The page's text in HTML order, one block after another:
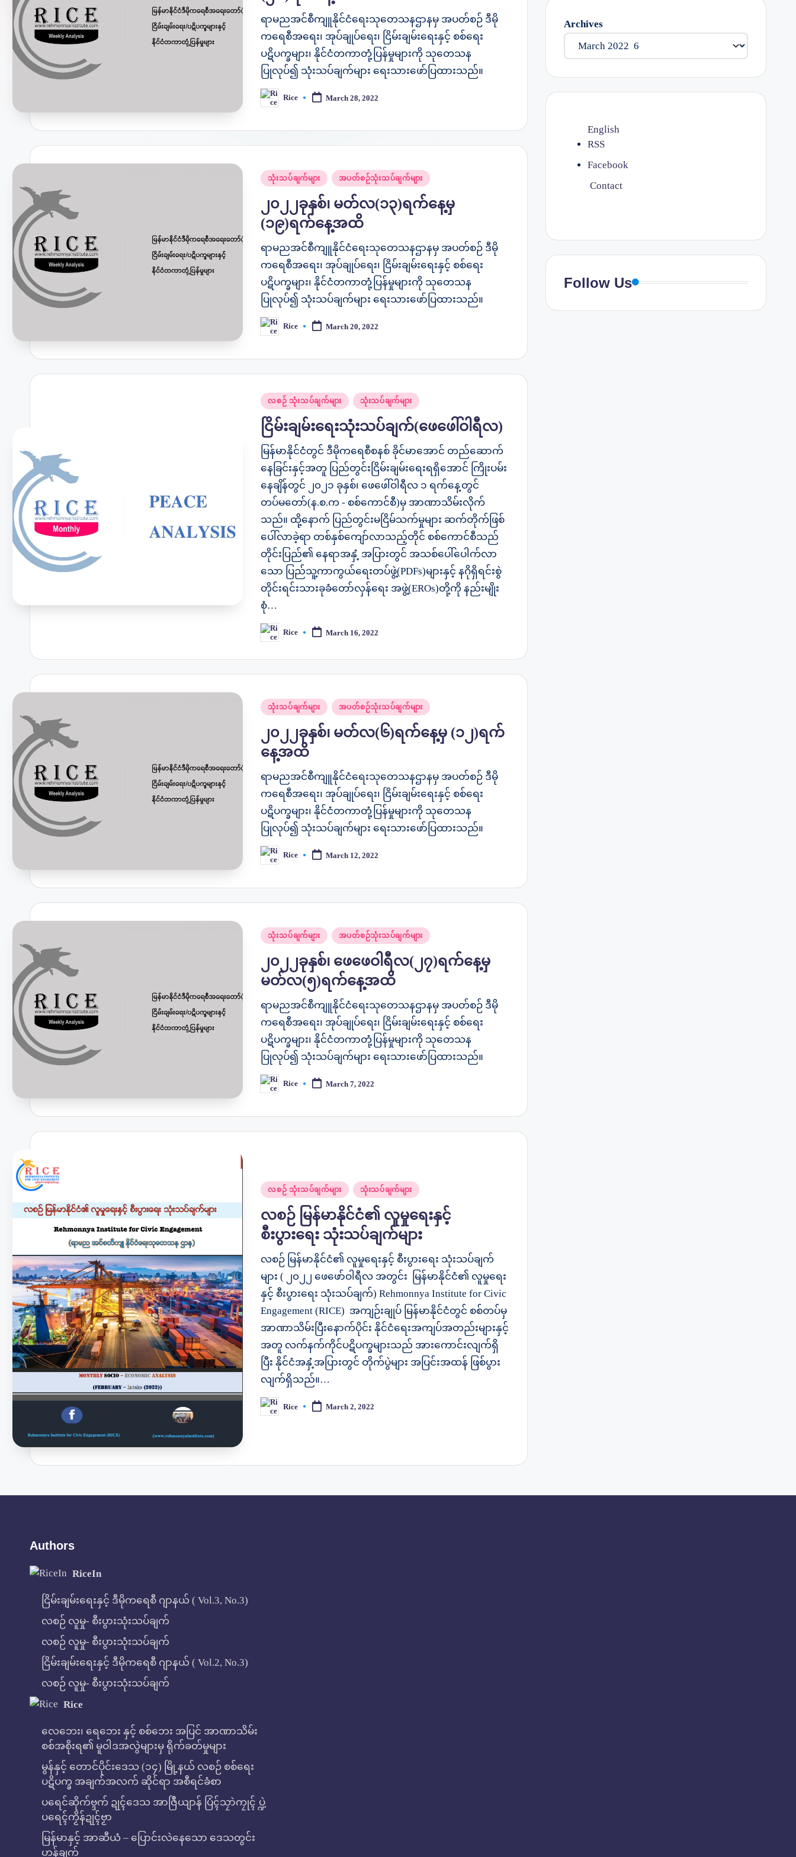
ရာမညအင်စီကျူနိုင်ငံရေးသုတေသနဌာနမှ အပတ်စဉ် ဒီမို
ကရေစီအရေး၊ အုပ်ချုပ်ရေး၊ ငြိမ်းချမ်းရေးနှင့် စစ်ရေး
ပဋိပက္ခများ၊ နိုင်ငံတကာတုံ့ပြန်မှုများကို သုတေသန
ပြုလုပ်၍ သုံးသပ်ချက်များ ရေးသားဖော်ပြထားသည်။
Posted
by
Rice March 28, 2022
Posted
သုံးသပ်ချက်များ အပတ်စဉ်သုံးသပ်ချက်များ
၂၀၂၂ခုနှစ်၊ မတ်လ(၁၃)ရက်နေ့မှ
(၁၉)ရက်နေ့အထိ
ရာမညအင်စီကျူနိုင်ငံရေးသုတေသနဌာနမှ အပတ်စဉ် ဒီမို
ကရေစီအရေး၊ အုပ်ချုပ်ရေး၊ ငြိမ်းချမ်းရေးနှင့် စစ်ရေး
ပဋိပက္ခများ၊ နိုင်ငံတကာတုံ့ပြန်မှုများကို သုတေသန
ပြုလုပ်၍ သုံးသပ်ချက်များ ရေးသားဖော်ပြထားသည်။
Posted
by
Rice March 20, 2022
Posted
in
လစဉ် သုံးသပ်ချက်များ သုံးသပ်ချက်များ
ငြိမ်းချမ်း‌‌ရေးသုံးသပ်ချက်(ဖေဖေါ်ဝါရီလ)
မြန်မာနိုင်ငံတွင် ဒီမိုကရေစီစနစ် ခိုင်မာအောင် တည်ဆောက်
နေခြင်းနှင့်အတူ ပြည်တွင်းငြိမ်းချမ်းရေးရရှိအောင် ကြိုးပမ်း
နေချိန်တွင် ၂၀၂၁ ခုနှစ်၊ ဖေဖေါ်ဝါရီလ ၁ ရက်နေ့တွင်
တပ်မတော်(န.စ.က - စစ်ကောင်စီ)မှ အာဏာသိမ်းလိုက်
သည်။ ထို့နောက် ပြည်တွင်းမငြိမ်သက်မှုများ ဆက်တိုက်ဖြစ်
ပေါ်လာခဲ့ရာ တစ်နှစ်ကျော်လာသည့်တိုင် စစ်ကောင်စီသည်
တိုင်းပြည်၏ နေရာအနှံ့ အပြားတွင် အသစ်ပေါ်ပေါက်လာ
သော ပြည်သူ့ကာကွယ်ရေးတပ်ဖွဲ့(PDFs)များနှင့် နဂိုရှိရင်းစွဲ
တိုင်းရင်းသားခုခံတော်လှန်ရေး အဖွဲ့(EROs)တို့ကို နည်းမျိုး
စုံ…
Posted
by
Rice March 16, 2022
Posted
သုံးသပ်ချက်များ အပတ်စဉ်သုံးသပ်ချက်များ
၂၀၂၂ခုနှစ်၊ မတ်လ(၆)ရက်နေ့မှ (၁၂)ရက်
နေ့အထိ
ရာမညအင်စီကျူနိုင်ငံရေးသုတေသနဌာနမှ အပတ်စဉ် ဒီမို
ကရေစီအရေး၊ အုပ်ချုပ်ရေး၊ ငြိမ်းချမ်းရေးနှင့် စစ်ရေး
ပဋိပက္ခများ၊ နိုင်ငံတကာတုံ့ပြန်မှုများကို သုတေသန
ပြုလုပ်၍ သုံးသပ်ချက်များ ရေးသားဖော်ပြထားသည်။
Posted
by
Rice March 12, 2022
Posted
သုံးသပ်ချက်များ အပတ်စဉ်သုံးသပ်ချက်များ
၂၀၂၂ခုနှစ်၊ ဖေဖေဝါရီလ(၂၇)ရက်နေ့မှ
မတ်လ(၅)ရက်နေ့အထိ
ရာမညအင်စီကျူနိုင်ငံရေးသုတေသနဌာနမှ အပတ်စဉ် ဒီမို
ကရေစီအရေး၊ အုပ်ချုပ်ရေး၊ ငြိမ်းချမ်းရေးနှင့် စစ်ရေး
ပဋိပက္ခများ၊ နိုင်ငံတကာတုံ့ပြန်မှုများကို သုတေသန
ပြုလုပ်၍ သုံးသပ်ချက်များ ရေးသားဖော်ပြထားသည်။
Posted
by
Rice March 7, 2022
Posted
လစဉ် သုံးသပ်ချက်များ သုံးသပ်ချက်များ
လစဉ် မြန်မာနိုင်ငံ၏ လူမှုရေးနှင့်
စီးပွားရေး သုံးသပ်ချက်များ
လစဉ် မြန်မာနိုင်ငံ၏ လူမှုရေးနှင့် စီးပွားရေး သုံးသပ်ချက်
များ ( ၂၀၂၂ ဖေဖော်ဝါရီလ အတွင်း မြန်မာနိုင်ငံ၏ လူမှုရေး
နှင့် စီးပွားရေး သုံးသပ်ချက်) Rehmonnya Institute for Civic
Engagement (RICE) အကျဉ်းချုပ် မြန်မာနိုင်ငံတွင် စစ်တပ်မှ
အာဏာသိမ်းပြီးနောက်ပိုင်း နိုင်ငံရေးအကျပ်အတည်းများနှင့်
အတူ လက်နက်ကိုင်ပဋိပက္ခများသည် အားကောင်းလျက်ရှိ
ပြီး နိုင်ငံအနှံ့အပြားတွင် တိုက်ပွဲများ အပြင်းအထန် ဖြစ်ပွား
လျက်ရှိသည်။…
Posted
Rice March 2, 2022
Archives
English
RSS
Facebook
Contact
Follow Us
Authors
RiceIn
ငြိမ်းချမ်းရေးနှင့် ဒီမိုကရေစီ ဂျာနယ် ( Vol.3, No.3)
လစဉ် လူမှု- စီးပွားသုံးသပ်ချက်
လစဉ် လူမှု- စီးပွားသုံးသပ်ချက်
ငြိမ်းချမ်းရေးနှင့် ဒီမိုကရေစီ ဂျာနယ် ( Vol.2, No.3)
လစဉ် လူမှု- စီးပွားသုံးသပ်ချက်
Rice
လေဘေး၊ ရေဘေး နှင့် စစ်ဘေး အပြင် အာဏာသိမ်း
စစ်အစိုးရ၏ မူဝါဒအလွဲများမှ ရိုက်ခတ်မှုများ
မွန်နှင့် တောင်ပိုင်းဒေသ (၁၄) မြို့နယ် လစဉ် စစ်ရေး
ပဋိပက္ခ အချက်အလက် ဆိုင်ရာ အစီရင်ခံစာ
ပရေင်ဆိုက်ဗ္ဒက် ဍုၚ်ဒေသ အာဇြဳယျာန် ပြံၚ်သၠာဲကၠုၚ် ပ္ဍဲ
ပရေၚ်ကၟိန်ဍုၚ်ဗၟာ
မြန်မာနှင့် အာဆီယံ – ပြောင်းလဲနေသော ဒေသတွင်း
ဟန်ချက်